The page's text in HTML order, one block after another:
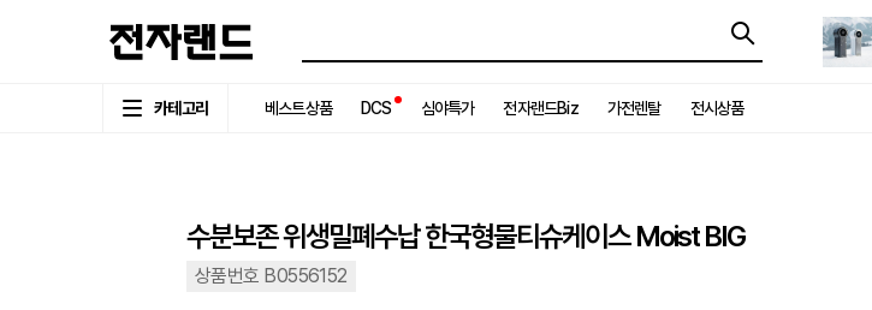
카테고리 베스트상품 DCS 심야특가 전자랜드Biz 가전렌탈 전시상품
수분보존 위생밀폐수납 한국형물티슈케이스 Moist BIG
상품번호 B0556152